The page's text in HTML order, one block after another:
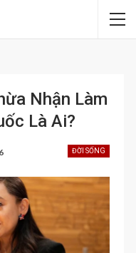
Nhận Làm
Là Ai?
ĐỜI SỐNG